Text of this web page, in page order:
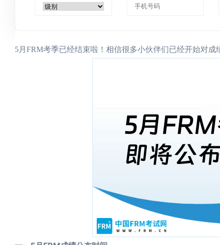
5月FRM考季已经结束啦！相信很多小伙伴们已经开始对